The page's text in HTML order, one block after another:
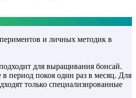
и личных методик в
для выращивания бонсай.
период покоя один раз в месяц. Для
только специализированные